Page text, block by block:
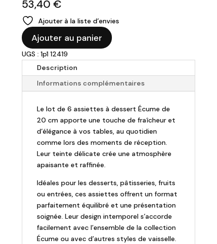
53,40 €
Ajouter à la liste d’envies
quantité
de
Lot
6
assiettes
dessert
Ecume
Ajouter au panier
UGS : 1p1 12419
Description
Informations complémentaires
Le lot de 6 assiettes à dessert Écume de
20 cm apporte une touche de fraîcheur et
d’élégance à vos tables, au quotidien
comme lors des moments de réception.
Leur teinte délicate crée une atmosphère
apaisante et raffinée.
Idéales pour les desserts, pâtisseries, fruits
ou entrées, ces assiettes offrent un format
parfaitement équilibré et une présentation
soignée. Leur design intemporel s’accorde
facilement avec l’ensemble de la collection
Écume ou avec d’autres styles de vaisselle.